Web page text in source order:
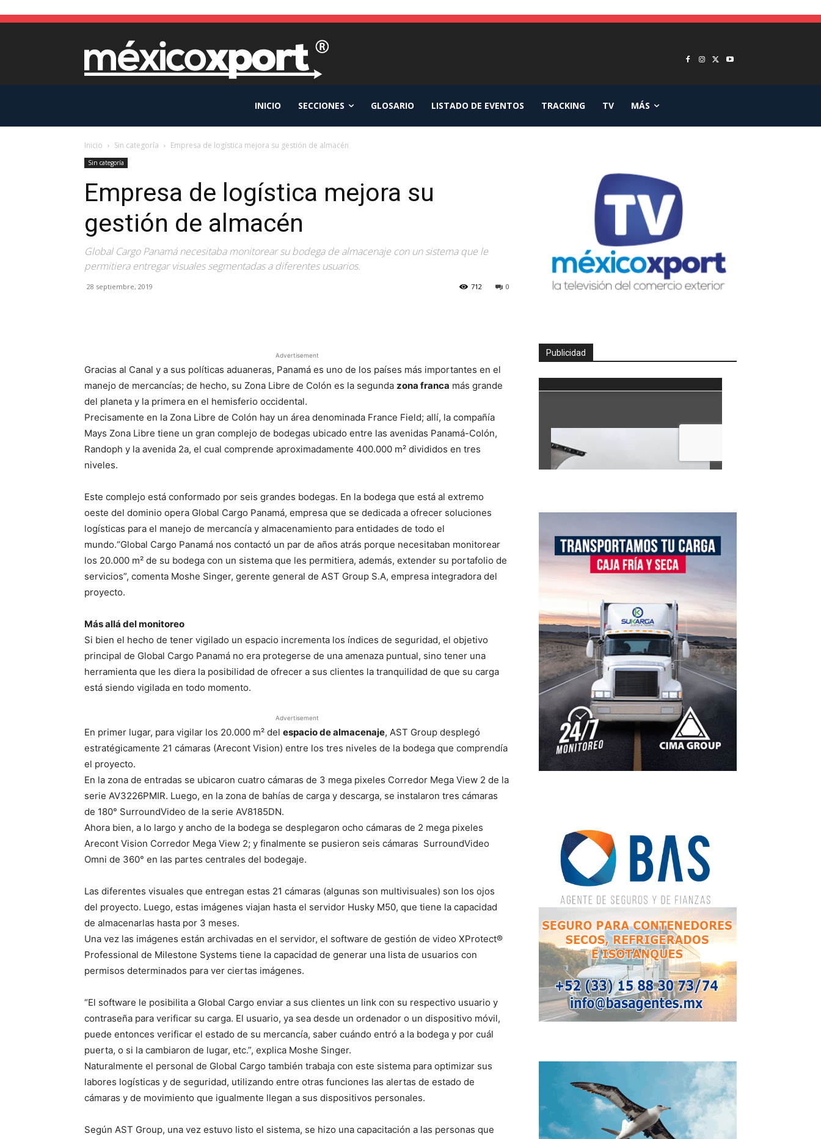
INICIO SECCIONES GLOSARIO LISTADO DE EVENTOS TRACKING TV MÁS
Inicio Sin categoría Empresa de logística mejora su gestión de almacén
Sin categoría
Empresa de logística mejora su
gestión de almacén
Global Cargo Panamá necesitaba monitorear su bodega de almacenaje con un sistema que le
permitiera entregar visuales segmentadas a diferentes usuarios.
28 septiembre, 2019 0
712
Advertisement
Gracias al Canal y a sus políticas aduaneras, Panamá es uno de los países más importantes en el
manejo de mercancías; de hecho, su Zona Libre de Colón es la segunda zona franca más grande
del planeta y la primera en el hemisferio occidental.
Precisamente en la Zona Libre de Colón hay un área denominada France Field; allí, la compañía
Mays Zona Libre tiene un gran complejo de bodegas ubicado entre las avenidas Panamá-Colón,
Randoph y la avenida 2a, el cual comprende aproximadamente 400.000 m² divididos en tres
niveles.
Este complejo está conformado por seis grandes bodegas. En la bodega que está al extremo
oeste del dominio opera Global Cargo Panamá, empresa que se dedicada a ofrecer soluciones
logísticas para el manejo de mercancía y almacenamiento para entidades de todo el
mundo.“Global Cargo Panamá nos contactó un par de años atrás porque necesitaban monitorear
los 20.000 m² de su bodega con un sistema que les permitiera, además, extender su portafolio de
servicios”, comenta Moshe Singer, gerente general de AST Group S.A, empresa integradora del
proyecto.
Más allá del monitoreo
Si bien el hecho de tener vigilado un espacio incrementa los índices de seguridad, el objetivo
principal de Global Cargo Panamá no era protegerse de una amenaza puntual, sino tener una
herramienta que les diera la posibilidad de ofrecer a sus clientes la tranquilidad de que su carga
está siendo vigilada en todo momento.
Advertisement
En primer lugar, para vigilar los 20.000 m² del espacio de almacenaje, AST Group desplegó
estratégicamente 21 cámaras (Arecont Vision) entre los tres niveles de la bodega que comprendía
el proyecto.
En la zona de entradas se ubicaron cuatro cámaras de 3 mega pixeles Corredor Mega View 2 de la
serie AV3226PMIR. Luego, en la zona de bahías de carga y descarga, se instalaron tres cámaras
de 180° SurroundVideo de la serie AV8185DN.
Ahora bien, a lo largo y ancho de la bodega se desplegaron ocho cámaras de 2 mega pixeles
Arecont Vision Corredor Mega View 2; y finalmente se pusieron seis cámaras SurroundVideo
Omni de 360° en las partes centrales del bodegaje.
Las diferentes visuales que entregan estas 21 cámaras (algunas son multivisuales) son los ojos
del proyecto. Luego, estas imágenes viajan hasta el servidor Husky M50, que tiene la capacidad
de almacenarlas hasta por 3 meses.
Una vez las imágenes están archivadas en el servidor, el software de gestión de video XProtect®
Professional de Milestone Systems tiene la capacidad de generar una lista de usuarios con
permisos determinados para ver ciertas imágenes.
“El software le posibilita a Global Cargo enviar a sus clientes un link con su respectivo usuario y
contraseña para verificar su carga. El usuario, ya sea desde un ordenador o un dispositivo móvil,
puede entonces verificar el estado de su mercancía, saber cuándo entró a la bodega y por cuál
puerta, o si la cambiaron de lugar, etc.”, explica Moshe Singer.
Naturalmente el personal de Global Cargo también trabaja con este sistema para optimizar sus
labores logísticas y de seguridad, utilizando entre otras funciones las alertas de estado de
cámaras y de movimiento que igualmente llegan a sus dispositivos personales.
Según AST Group, una vez estuvo listo el sistema, se hizo una capacitación a las personas que
Publicidad